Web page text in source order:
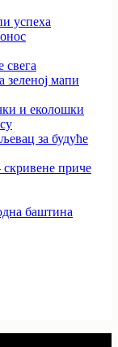
успеха
свега
мапи
и еколошки
за будуће
приче
баштина